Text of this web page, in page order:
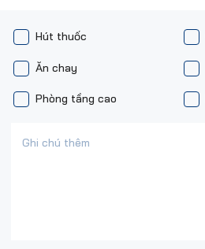
Hút thuốc
Phòng tầng cao
Ăn chay